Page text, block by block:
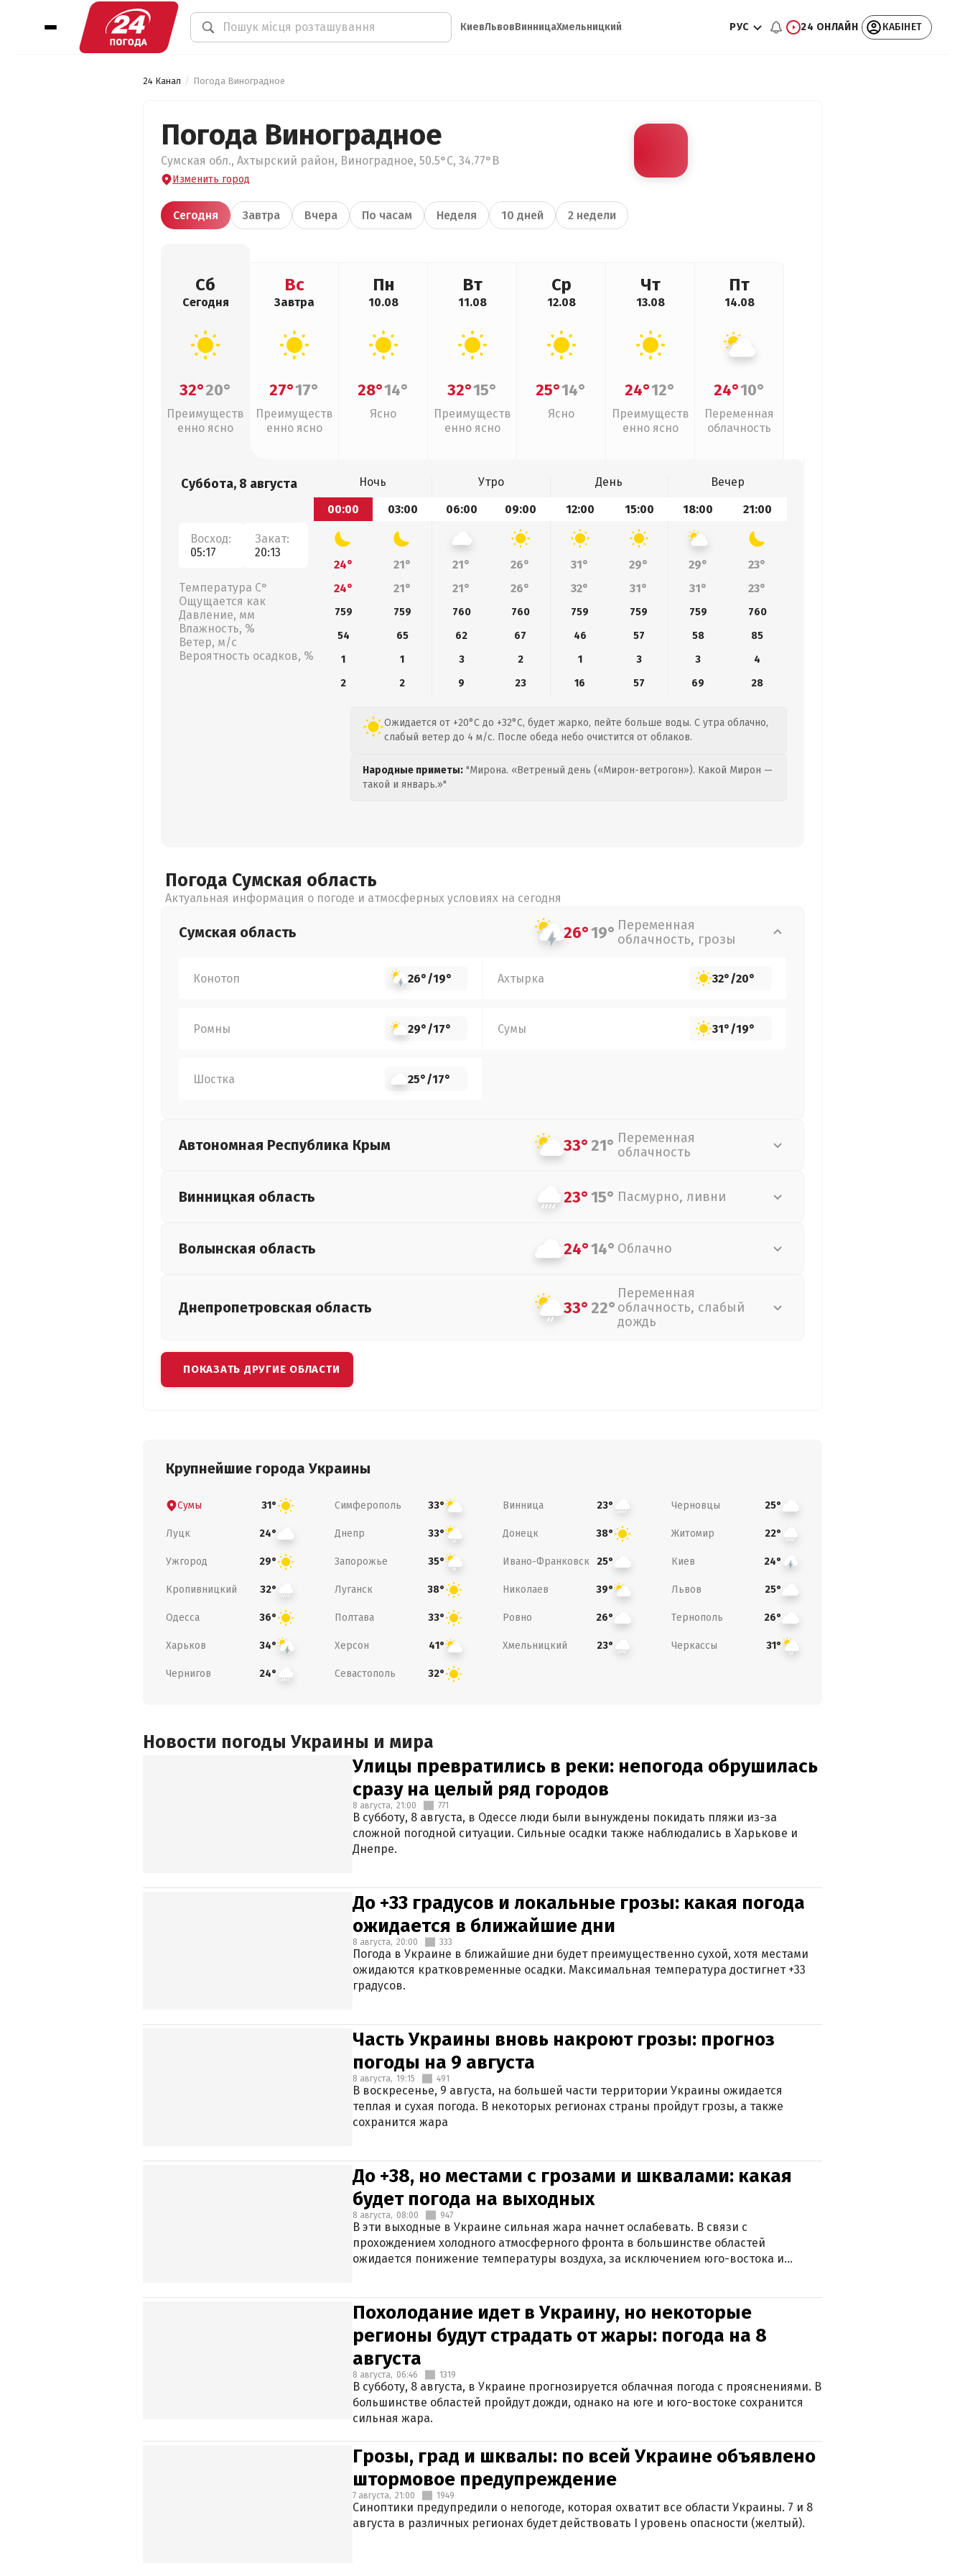
КиевЛьвовВинницаХмельницкий РУС 24 ОНЛАЙН КАБІНЕТ
24 Канал Погода Виноградное
Погода Виноградное
Сумская обл., Ахтырский район, Виноградное, 50.5°С, 34.77°В
Изменить город
Сегодня Завтра Вчера По часам Неделя 10 дней 2 недели
Сб
Сегодня
32°20°
Преимуществ
енно ясно
Вс
Завтра
27°17°
Преимуществ
енно ясно
Пн
10.08
28°14°
Ясно
Вт
11.08
32°15°
Преимуществ
енно ясно
Ср
12.08
25°14°
Ясно
Чт
13.08
24°12°
Преимуществ
енно ясно
Пт
14.08
24°10°
Переменная
облачность
Суббота, 8 августа
Восход:
05:17
Закат:
20:13
Температура С°
Ощущается как
Давление, мм
Влажность, %
Ветер, м/с
Вероятность осадков, %
Ночь Утро День
Вечер
00:00
03:00 06:00 09:00 12:00 15:00 18:00 21:00
24° 21° 21° 26° 31° 29° 29°
23°
24°
21° 21° 26° 32° 31° 31° 23°
759 759 760 760 759 759 759
760
54
65 62 67 46 57 58
85
1
1 3 2 1 3 3
4
2
2 9 23 16 57 69 28
Ожидается от +20°C до +32°C, будет жарко, пейте больше воды. С утра облачно,
слабый ветер до 4 м/с. После обеда небо очистится от облаков.
Народные приметы: "Мирона. «Ветреный день («Мирон-ветрогон»). Какой Мирон —
такой и январь.»"
Погода Сумская область
Актуальная информация о погоде и атмосферных условиях на сегодня
Сумская область 26°19° Переменная
облачность, грозы
Конотоп 26°/19° Ахтырка 32°/20°
Ромны 29°/17° Сумы 31°/19°
Шостка 25°/17°
Автономная Республика Крым 33°21° Переменная
облачность
Винницкая область 23°15° Пасмурно, ливни
Волынская область 24°14° Облачно
Днепропетровская область 33°22°
Переменная
облачность, слабый
дождь
ПОКАЗАТЬ ДРУГИЕ ОБЛАСТИ
Крупнейшие города Украины
Сумы 31° Симферополь 33° Винница 23° Черновцы 25°
Луцк 24° Днепр 33° Донецк 38° Житомир 22°
Ужгород 29° Запорожье 35° Ивано-Франковск 25° Киев 24°
Кропивницкий 32° Луганск 38° Николаев 39° Львов 25°
Одесса 36° Полтава 33° Ровно 26° Тернополь 26°
Харьков 34° Херсон 41° Хмельницкий 23° Черкассы 31°
Чернигов 24° Севастополь 32°
Новости погоды Украины и мира
Улицы превратились в реки: непогода обрушилась
сразу на целый ряд городов
8 августа, 21:00 771
В субботу, 8 августа, в Одессе люди были вынуждены покидать пляжи из-за
сложной погодной ситуации. Сильные осадки также наблюдались в Харькове и
Днепре.
До +33 градусов и локальные грозы: какая погода
ожидается в ближайшие дни
8 августа, 20:00 333
Погода в Украине в ближайшие дни будет преимущественно сухой, хотя местами
ожидаются кратковременные осадки. Максимальная температура достигнет +33
градусов.
Часть Украины вновь накроют грозы: прогноз
погоды на 9 августа
8 августа, 19:15 491
В воскресенье, 9 августа, на большей части территории Украины ожидается
теплая и сухая погода. В некоторых регионах страны пройдут грозы, а также
сохранится жара
До +38, но местами с грозами и шквалами: какая
будет погода на выходных
8 августа, 08:00 947
В эти выходные в Украине сильная жара начнет ослабевать. В связи с
прохождением холодного атмосферного фронта в большинстве областей
ожидается понижение температуры воздуха, за исключением юго-востока и
Похолодание идет в Украину, но некоторые
регионы будут страдать от жары: погода на 8
августа
8 августа, 06:46 1319
В субботу, 8 августа, в Украине прогнозируется облачная погода с прояснениями. В
большинстве областей пройдут дожди, однако на юге и юго-востоке сохранится
сильная жара.
Грозы, град и шквалы: по всей Украине объявлено
штормовое предупреждение
7 августа, 21:00 1949
Синоптики предупредили о непогоде, которая охватит все области Украины. 7 и 8
августа в различных регионах будет действовать I уровень опасности (желтый).